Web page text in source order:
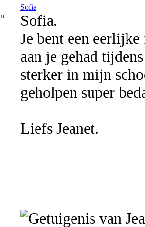
Sofia
Sofia.
Je bent een
aan je gehad
sterker in mijn
geholpen super
Liefs Jeanet.